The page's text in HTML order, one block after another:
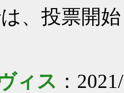
、投票開
ィス ：